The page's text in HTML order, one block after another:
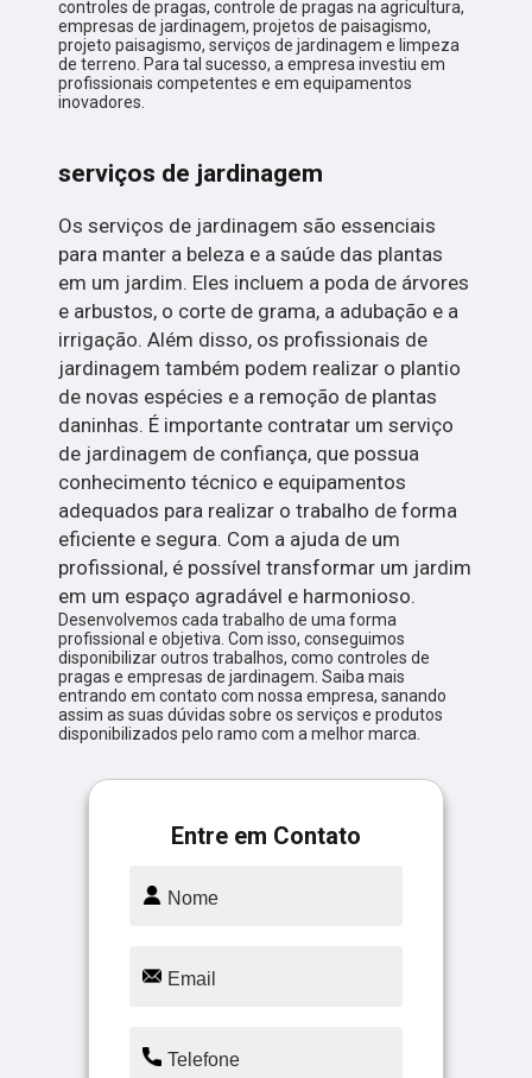
controles de pragas, controle de pragas na agricultura,
empresas de jardinagem, projetos de paisagismo,
projeto paisagismo, serviços de jardinagem e limpeza
de terreno. Para tal sucesso, a empresa investiu em
profissionais competentes e em equipamentos
inovadores.
serviços de jardinagem
Os serviços de jardinagem são essenciais
para manter a beleza e a saúde das plantas
em um jardim. Eles incluem a poda de árvores
e arbustos, o corte de grama, a adubação e a
irrigação. Além disso, os profissionais de
jardinagem também podem realizar o plantio
de novas espécies e a remoção de plantas
daninhas. É importante contratar um serviço
de jardinagem de confiança, que possua
conhecimento técnico e equipamentos
adequados para realizar o trabalho de forma
eficiente e segura. Com a ajuda de um
profissional, é possível transformar um jardim
em um espaço agradável e harmonioso.
Desenvolvemos cada trabalho de uma forma
profissional e objetiva. Com isso, conseguimos
disponibilizar outros trabalhos, como controles de
pragas e empresas de jardinagem. Saiba mais
entrando em contato com nossa empresa, sanando
assim as suas dúvidas sobre os serviços e produtos
disponibilizados pelo ramo com a melhor marca.
Entre em Contato